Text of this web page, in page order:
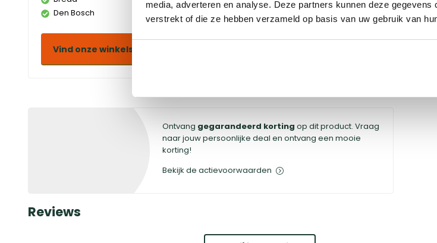
media, adverteren en analyse. Deze partners kunnen deze
verstrekt of die ze hebben verzameld op basis van uw gebruik van
Den Bosch
Eindhoven
Utrecht
Vind onze winkels
Ontvang gegarandeerd kortingop dit product. Vraag
naar jouw persoonlijke deal en ontvang een mooie
korting!
Bekijk de actievoorwaarden
Reviews